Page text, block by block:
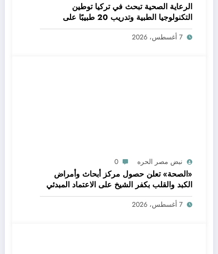
الرعاية الصحية تبحث في تركيا توطين
التكنولوجيا الطبية وتدريب 20 طبيبًا على
الجراحات المتقدمة
7 أغسطس، 2026
نبض مصر الحره 0
«الصحة» تعلن حصول مركز أبحاث وأمراض
الكبد والقلب بكفر الشيخ على الاعتماد المبدئي
من الهيئة العامة للاعتماد والرقابة الصحية
7 أغسطس، 2026